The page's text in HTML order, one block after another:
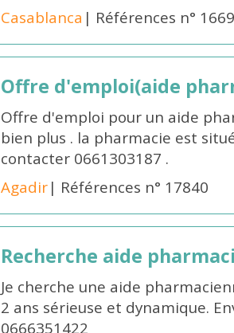
Casablanca | Références n°
Offre d'emploi(aide
Offre d'emploi pour un aide
bien plus . la pharmacie est
contacter 0661303187 .
Agadir| Références n° 17840
Recherche aide
Je cherche une aide
2 ans sérieuse et dynamique.
0666351422